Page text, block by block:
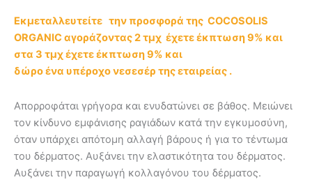
Εκμεταλλευτείτε την προσφορά της COCOSOLIS
ORGANIC αγοράζοντας 2 τμχ έχετε έκπτωση 9% και
στα 3 τμχ έχετε έκπτωση 9% και
δώρο ένα υπέροχο νεσεσέρ της εταιρείας .
Απορροφάται γρήγορα και ενυδατώνει σε βάθος. Μειώνει
τον κίνδυνο εμφάνισης ραγιάδων κατά την εγκυμοσύνη,
όταν υπάρχει απότομη αλλαγή βάρους ή για το τέντωμα
του δέρματος. Αυξάνει την ελαστικότητα του δέρματος.
Αυξάνει την παραγωγή κολλαγόνου του δέρματος.